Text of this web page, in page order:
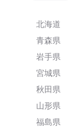
北海道
青森県
岩手県
宮城県
秋田県
山形県
福島県